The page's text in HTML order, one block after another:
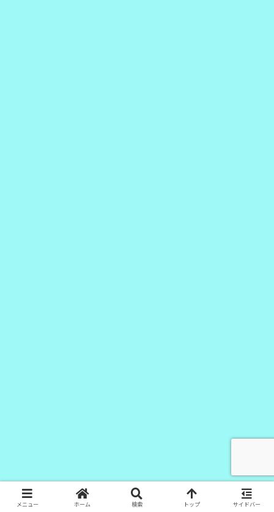
メニュー ホーム 検索 トップ サイドバー